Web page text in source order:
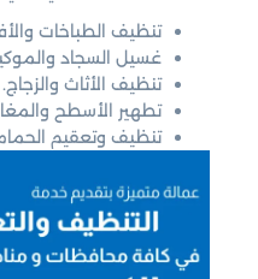
تنظيف الطباخات
غسيل السجاد
تنظيف الأثاث والزجاج.
تطهير الأسطح
تنظيف وتعقيم